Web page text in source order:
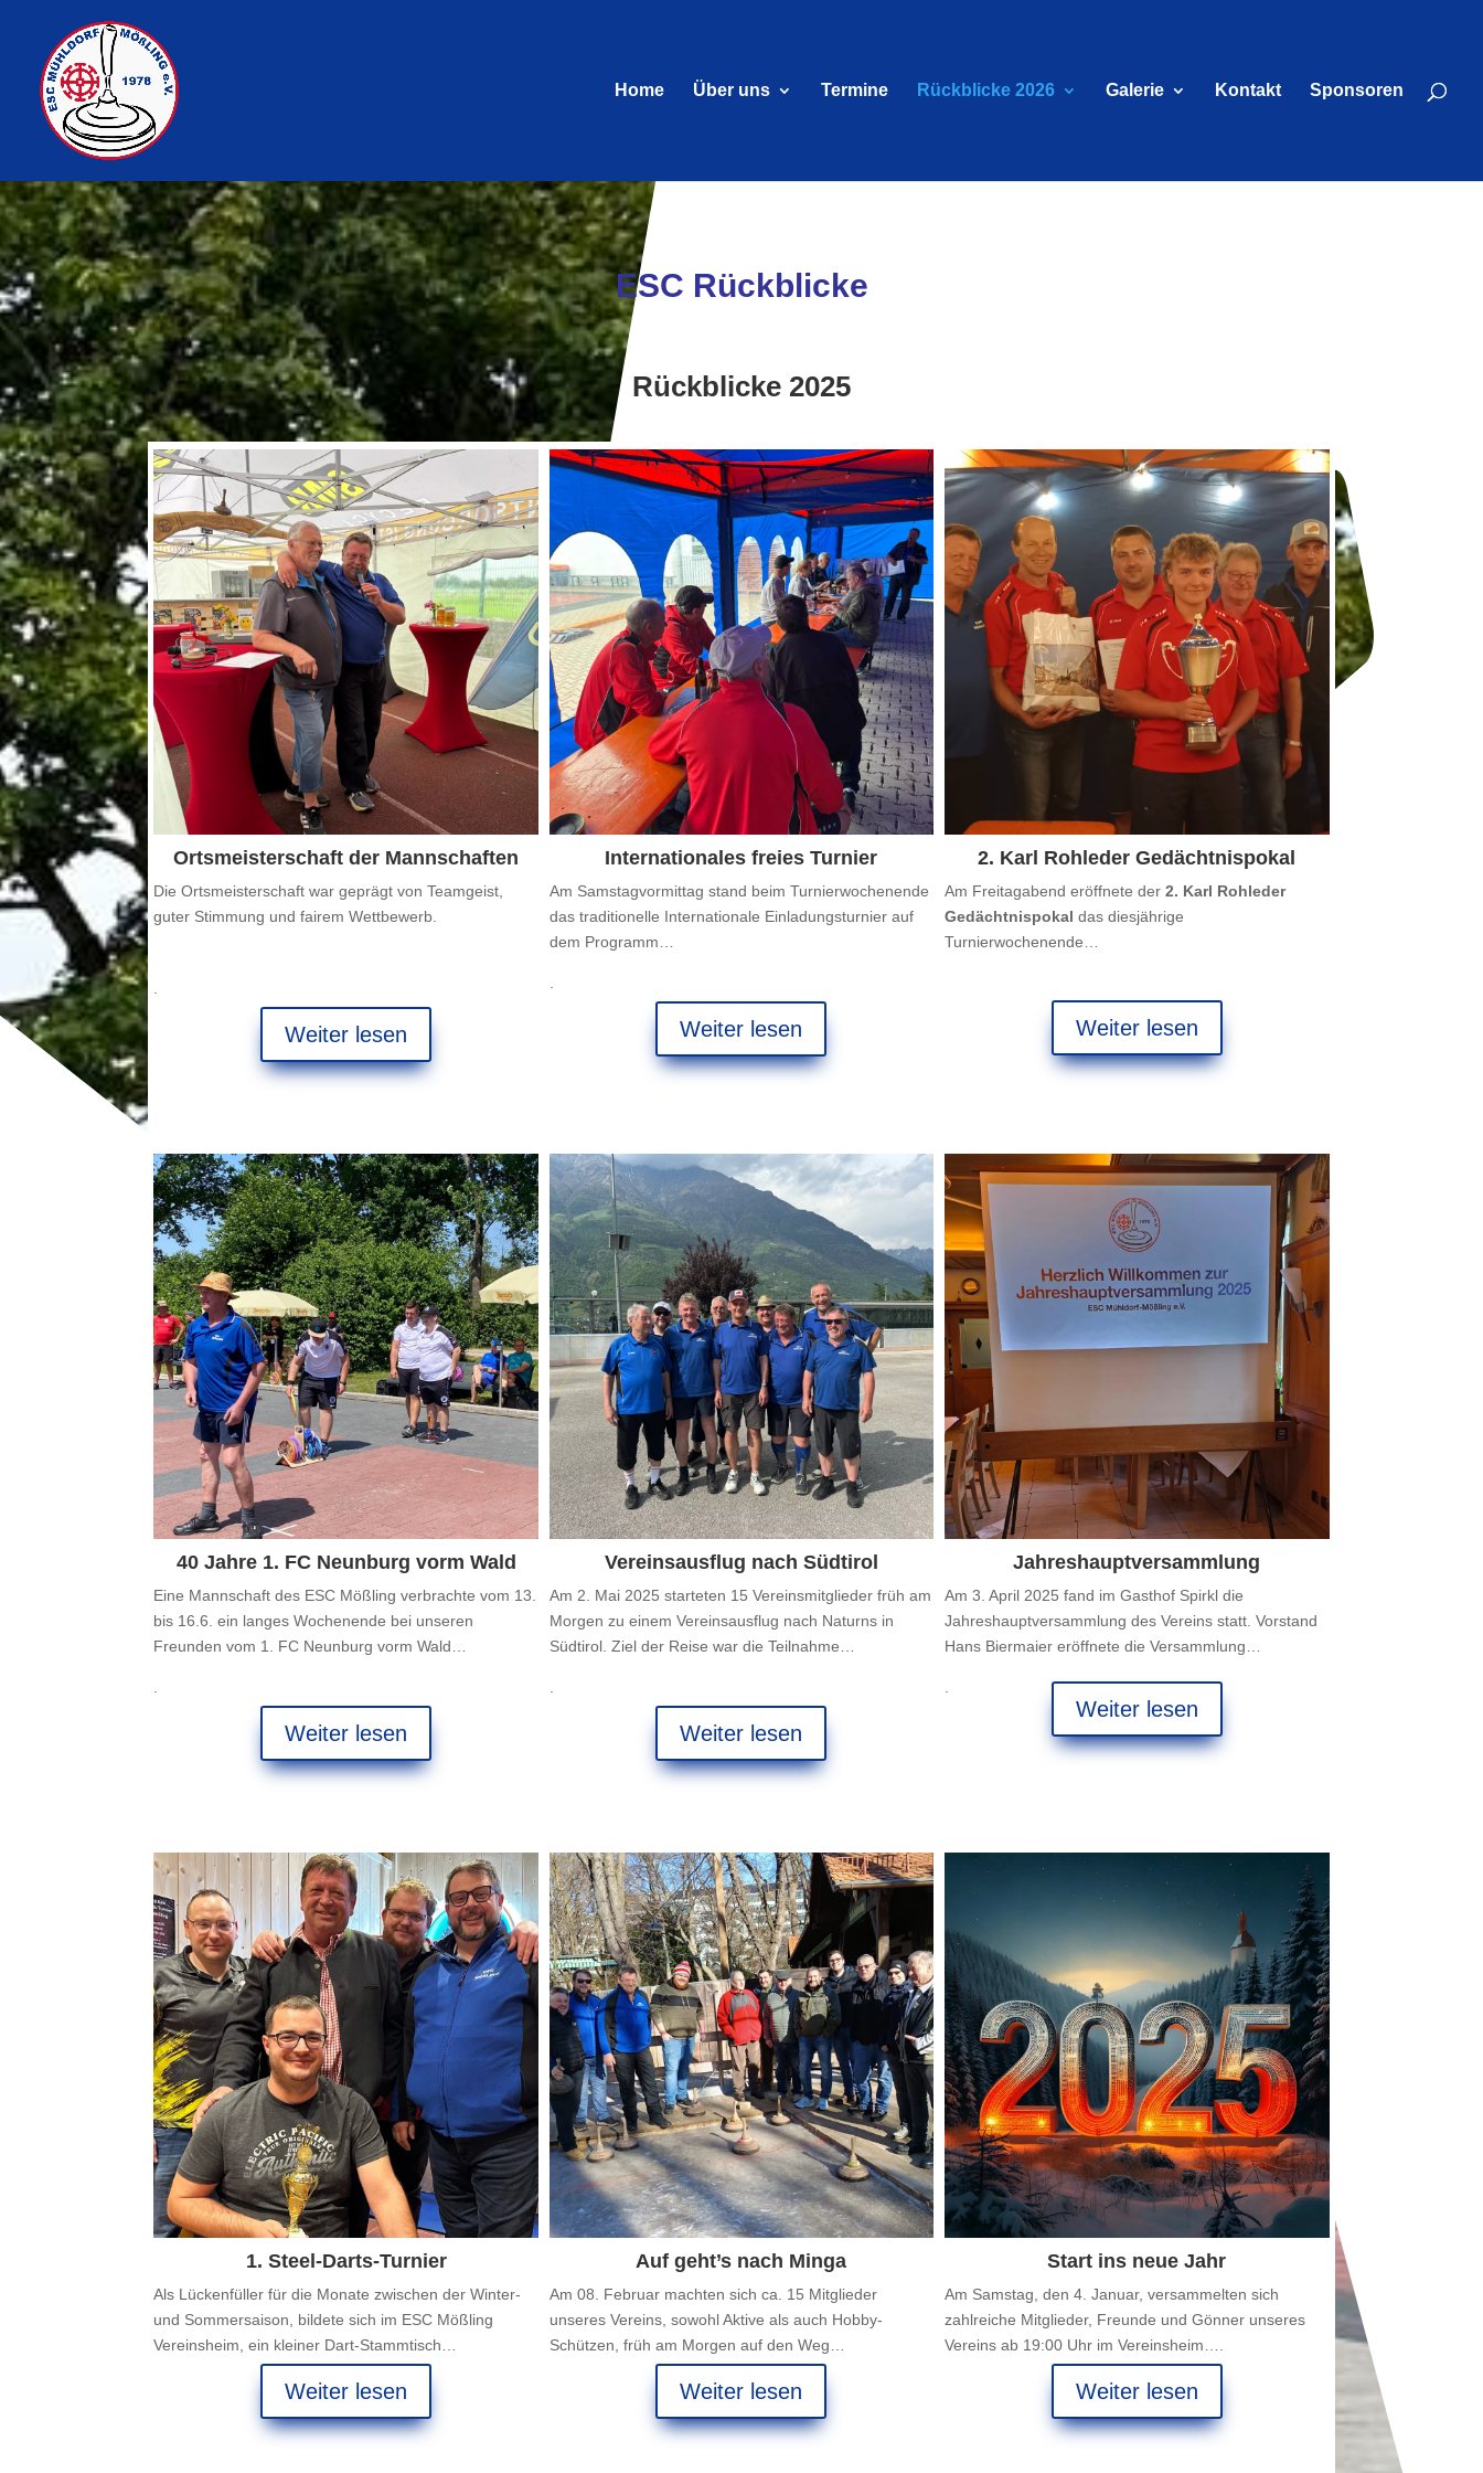
Home Über uns Termine Rückblicke 2026 Galerie Kontakt Sponsoren
ESC Rückblicke
Rückblicke 2025
Ortsmeisterschaft der Mannschaften
Die Ortsmeisterschaft war geprägt von Teamgeist,
guter Stimmung und fairem Wettbewerb.
Weiter lesen
Internationales freies Turnier
Am Samstagvormittag stand beim Turnierwochenende
das traditionelle Internationale Einladungsturnierauf
dem Programm…
Weiter lesen
2. Karl Rohleder Gedächtnispokal
Am Freitagabend eröffnete der2. Karl Rohleder
Gedächtnispokal das diesjährige
Turnierwochenende…
Weiter lesen
40 Jahre 1. FC Neunburg vorm Wald
Eine Mannschaft des ESC Mößling verbrachte vom 13.
bis 16.6. ein langes Wochenende bei unseren
Freunden vom 1. FC Neunburg vorm Wald…
Weiter lesen
Vereinsausflug nach Südtirol
Am 2. Mai 2025 starteten 15 Vereinsmitglieder früh am
Morgen zu einem Vereinsausflug nach Naturns in
Südtirol. Ziel der Reise war die Teilnahme…
Weiter lesen
Jahreshauptversammlung
Am 3. April 2025 fand im Gasthof Spirkl die
Jahreshauptversammlung des Vereins statt. Vorstand
Hans Biermaier eröffnete die Versammlung…
Weiter lesen
1. Steel-Darts-Turnier
Als Lückenfüller für die Monate zwischen der Winter-
und Sommersaison, bildete sich im ESC Mößling
Vereinsheim, ein kleiner Dart-Stammtisch…
Weiter lesen
Auf geht’s nach Minga
Am 08. Februar machten sich ca. 15 Mitglieder
unseres Vereins, sowohl Aktive als auch Hobby-
Schützen, früh am Morgen auf den Weg…
Weiter lesen
Start ins neue Jahr
Am Samstag, den 4. Januar, versammelten sich
zahlreiche Mitglieder, Freunde und Gönner unseres
Vereins ab 19:00 Uhr im Vereinsheim….
Weiter lesen